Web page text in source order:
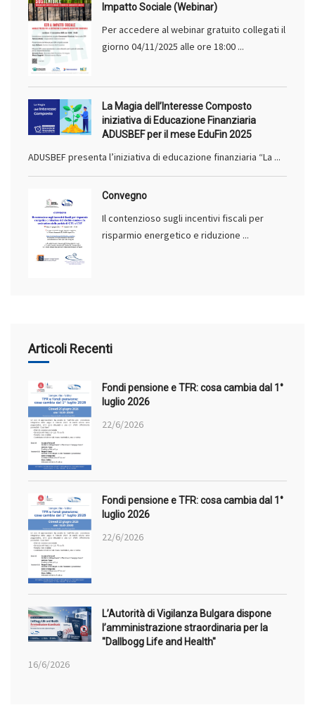
Impatto Sociale (Webinar)
Per accedere al webinar gratuito collegati il
giorno 04/11/2025 alle ore 18:00 ...
La Magia dell’Interesse Composto
iniziativa di Educazione Finanziaria
ADUSBEF per il mese EduFin 2025
ADUSBEF presenta l’iniziativa di educazione finanziaria “La ...
Convegno
Il contenzioso sugli incentivi fiscali per
risparmio energetico e riduzione ...
Articoli Recenti
Fondi pensione e TFR: cosa cambia dal 1°
luglio 2026
22/6/2026
Fondi pensione e TFR: cosa cambia dal 1°
luglio 2026
22/6/2026
L’Autorità di Vigilanza Bulgara dispone
l’amministrazione straordinaria per la
"Dallbogg Life and Health"
16/6/2026